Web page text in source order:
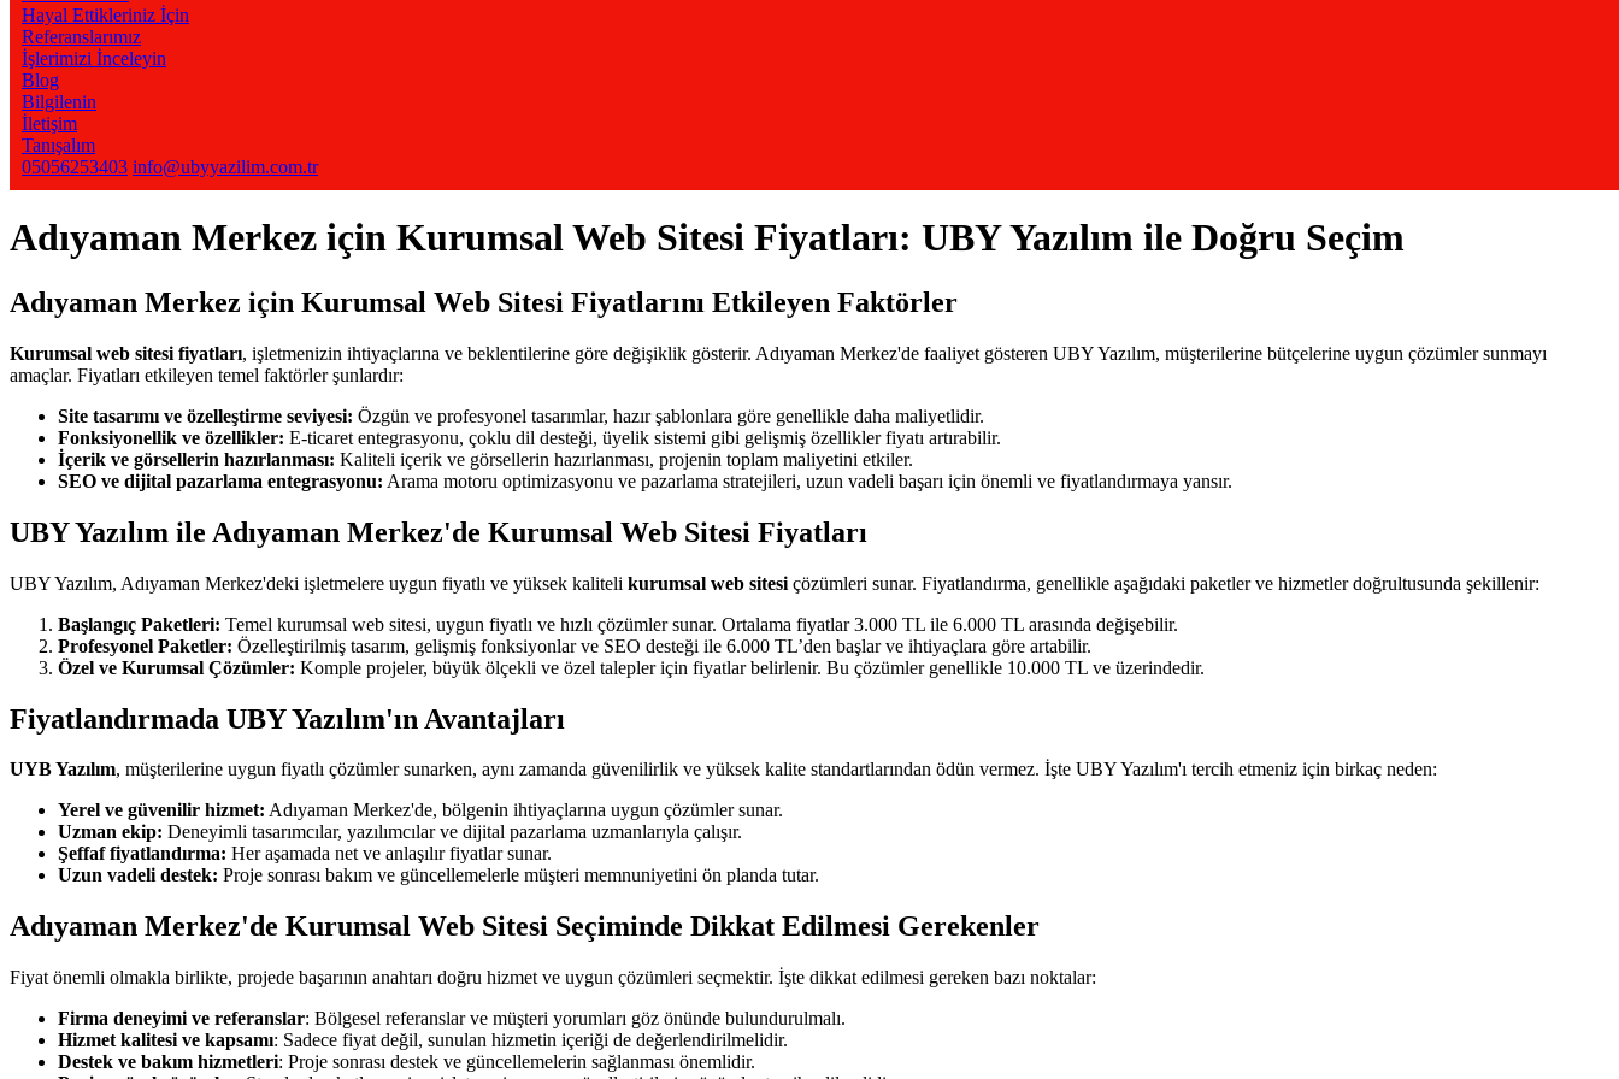
Hayal Ettikleriniz İçin
Referanslarımız
İşlerimizi İnceleyin
Blog
Bilgilenin
İletişim
Tanışalım
05056253403 info@ubyyazilim.com.tr
Adıyaman Merkez için Kurumsal Web Sitesi Fiyatları: UBY Yazılım ile Doğru Seçim
Adıyaman Merkez için Kurumsal Web Sitesi Fiyatlarını Etkileyen Faktörler
Kurumsal web sitesi fiyatları, işletmenizin ihtiyaçlarına ve beklentilerine göre değişiklik gösterir. Adıyaman Merkez'de faaliyet gösteren UBY Yazılım, müşterilerine bütçelerine uygun çözümler sunmayı
amaçlar. Fiyatları etkileyen temel faktörler şunlardır:
Site tasarımı ve özelleştirme seviyesi: Özgün ve profesyonel tasarımlar, hazır şablonlara göre genellikle daha maliyetlidir.
Fonksiyonellik ve özellikler: E-ticaret entegrasyonu, çoklu dil desteği, üyelik sistemi gibi gelişmiş özellikler fiyatı artırabilir.
İçerik ve görsellerin hazırlanması: Kaliteli içerik ve görsellerin hazırlanması, projenin toplam maliyetini etkiler.
SEO ve dijital pazarlama entegrasyonu: Arama motoru optimizasyonu ve pazarlama stratejileri, uzun vadeli başarı için önemli ve fiyatlandırmaya yansır.
UBY Yazılım ile Adıyaman Merkez'de Kurumsal Web Sitesi Fiyatları
UBY Yazılım, Adıyaman Merkez'deki işletmelere uygun fiyatlı ve yüksek kaliteli kurumsal web sitesi çözümleri sunar. Fiyatlandırma, genellikle aşağıdaki paketler ve hizmetler doğrultusunda şekillenir:
Başlangıç Paketleri: Temel kurumsal web sitesi, uygun fiyatlı ve hızlı çözümler sunar. Ortalama fiyatlar 3.000 TL ile 6.000 TL arasında değişebilir.
Profesyonel Paketler: Özelleştirilmiş tasarım, gelişmiş fonksiyonlar ve SEO desteği ile 6.000 TL’den başlar ve ihtiyaçlara göre artabilir.
Özel ve Kurumsal Çözümler: Komple projeler, büyük ölçekli ve özel talepler için fiyatlar belirlenir. Bu çözümler genellikle 10.000 TL ve üzerindedir.
Fiyatlandırmada UBY Yazılım'ın Avantajları
UYB Yazılım, müşterilerine uygun fiyatlı çözümler sunarken, aynı zamanda güvenilirlik ve yüksek kalite standartlarından ödün vermez. İşte UBY Yazılım'ı tercih etmeniz için birkaç neden:
Yerel ve güvenilir hizmet: Adıyaman Merkez'de, bölgenin ihtiyaçlarına uygun çözümler sunar.
Uzman ekip: Deneyimli tasarımcılar, yazılımcılar ve dijital pazarlama uzmanlarıyla çalışır.
Şeffaf fiyatlandırma: Her aşamada net ve anlaşılır fiyatlar sunar.
Uzun vadeli destek: Proje sonrası bakım ve güncellemelerle müşteri memnuniyetini ön planda tutar.
Adıyaman Merkez'de Kurumsal Web Sitesi Seçiminde Dikkat Edilmesi Gerekenler
Fiyat önemli olmakla birlikte, projede başarının anahtarı doğru hizmet ve uygun çözümleri seçmektir. İşte dikkat edilmesi gereken bazı noktalar:
Firma deneyimi ve referanslar: Bölgesel referanslar ve müşteri yorumları göz önünde bulundurulmalı.
Hizmet kalitesi ve kapsamı: Sadece fiyat değil, sunulan hizmetin içeriği de değerlendirilmelidir.
Destek ve bakım hizmetleri: Proje sonrası destek ve güncellemelerin sağlanması önemlidir.